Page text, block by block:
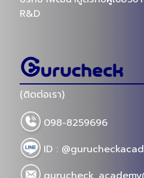
กลางปี 2023
พร้อมบำรุงผิว ทาเเล้วผิวปัง ไม่วอก ไม่
Views 16170